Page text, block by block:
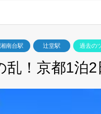
湘南台駅 辻堂駅 過去の
乱！京都1泊